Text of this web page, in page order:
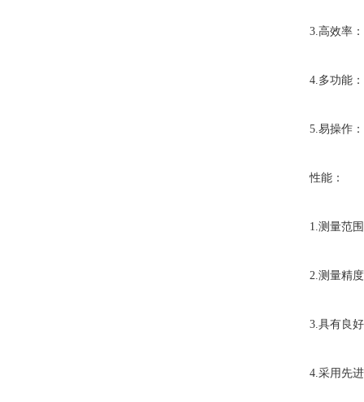
3.高效率：
4.多功能：
5.易操作：
性能：
1.测量范围广
2.测量精度
3.具有良好
4.采用先进